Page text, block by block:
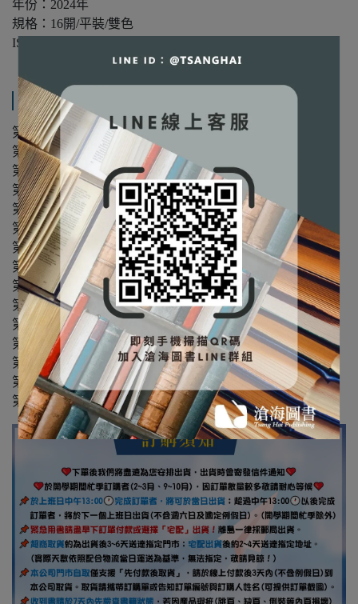
年份：2024年
規格：16開/平裝/雙色
ISBN：9786269728084
產品內容與運送說明
第 1 章 管理概論
第 2 章 企業倫理與社會責任
第 3 章 管理理論
第 4 章 外部環境
第 5 章 決策
第 6 章 規劃
第 7 章 策略管理
第 8 章 組織設計
第 9 章 組織文化
第 10 章 領導
第 11 章 激勵
第 12 章 組織團隊與溝通
第 13 章 組織控制
第 14 章 創新與組織變革
第 15 章 創業規劃與管理